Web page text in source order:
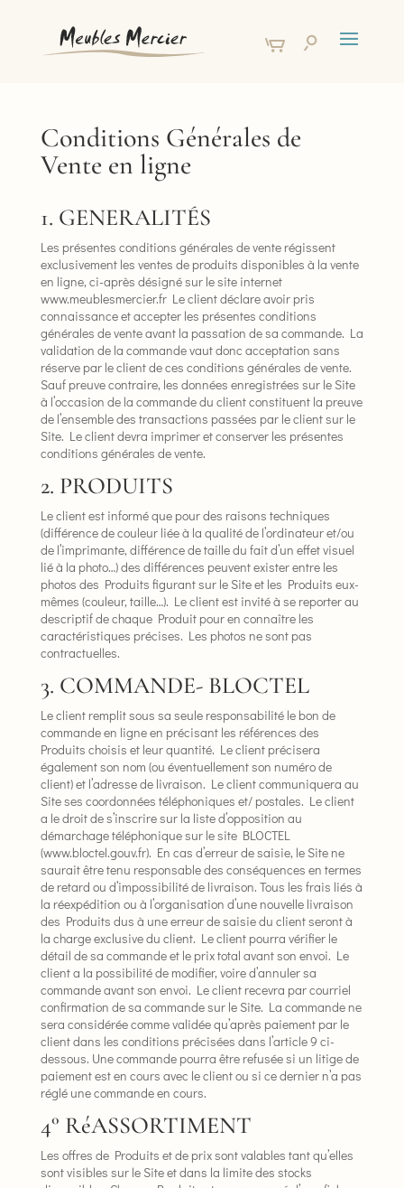
Conditions Générales de
Vente en ligne
1. GENERALITÉS
Les présentes conditions générales de vente régissent
exclusivement les ventes de produits disponibles à la vente
en ligne, ci-après désigné sur le site internet
www.meublesmercier.fr Le client déclare avoir pris
connaissance et accepter les présentes conditions
générales de vente avant la passation de sa commande. La
validation de la commande vaut donc acceptation sans
réserve par le client de ces conditions générales de vente.
Sauf preuve contraire, les données enregistrées sur le Site
à l’occasion de la commande du client constituent la preuve
de l’ensemble des transactions passées par le client sur le
Site. Le client devra imprimer et conserver les présentes
conditions générales de vente.
2. PRODUITS
Le client est informé que pour des raisons techniques
(différence de couleur liée à la qualité de l’ordinateur et/ou
de l’imprimante, différence de taille du fait d’un effet visuel
lié à la photo…) des différences peuvent exister entre les
photos des Produits figurant sur le Site et les Produits eux-
mêmes (couleur, taille…). Le client est invité à se reporter au
descriptif de chaque Produit pour en connaître les
caractéristiques précises. Les photos ne sont pas
contractuelles.
3. COMMANDE- BLOCTEL
Le client remplit sous sa seule responsabilité le bon de
commande en ligne en précisant les références des
Produits choisis et leur quantité. Le client précisera
également son nom (ou éventuellement son numéro de
client) et l’adresse de livraison. Le client communiquera au
Site ses coordonnées téléphoniques et/ postales. Le client
a le droit de s’inscrire sur la liste d’opposition au
démarchage téléphonique sur le site BLOCTEL
(www.bloctel.gouv.fr). En cas d’erreur de saisie, le Site ne
saurait être tenu responsable des conséquences en termes
de retard ou d’impossibilité de livraison. Tous les frais liés à
la réexpédition ou à l’organisation d’une nouvelle livraison
des Produits dus à une erreur de saisie du client seront à
la charge exclusive du client. Le client pourra vérifier le
détail de sa commande et le prix total avant son envoi. Le
client a la possibilité de modifier, voire d’annuler sa
commande avant son envoi. Le client recevra par courriel
confirmation de sa commande sur le Site. La commande ne
sera considérée comme validée qu’après paiement par le
client dans les conditions précisées dans l’article 9 ci-
dessous. Une commande pourra être refusée si un litige de
paiement est en cours avec le client ou si ce dernier n’a pas
réglé une commande en cours.
4° RéASSORTIMENT
Les offres de Produits et de prix sont valables tant qu’elles
sont visibles sur le Site et dans la limite des stocks